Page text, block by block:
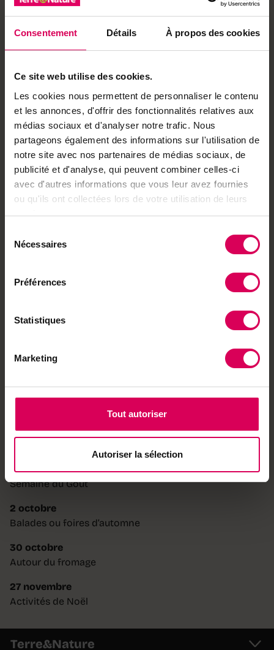
Consentement Détails À propos des cookies
Ce site web utilise des cookies.
Les cookies nous permettent de personnaliser le contenu
et les annonces, d'offrir des fonctionnalités relatives aux
médias sociaux et d'analyser notre trafic. Nous
partageons également des informations sur l'utilisation de
notre site avec nos partenaires de médias sociaux, de
publicité et d'analyse, qui peuvent combiner celles-ci
avec d'autres informations que vous leur avez fournies
ou qu'ils ont collectées lors de votre utilisation de leurs
services.
Nécessaires
Préférences
Statistiques
Marketing
Tout autoriser
Autoriser la sélection
Destination 10 bons plans
19 juin
Activités juniors · Été
26 juin
Destination 10 bons plans (option)
3 juillet
Cirques · Zoo itinérants
10 juillet
Oenotourisme (option)
17 juillet
Destination 10 bons plans
Expos en plein air
Destination 10 bons plans
Sites de l’Unesco
21 août
28 août
4 septembre
Semaine du Goût
2 octobre
Balades ou foires d’automne
30 octobre
Autour du fromage
27 novembre
Activités de Noël
Terre&Nature